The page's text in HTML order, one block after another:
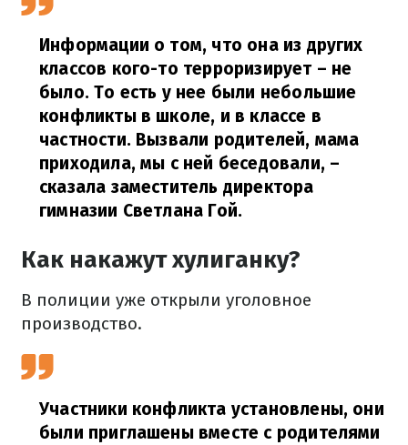
Информации о том, что она из других
классов кого-то терроризирует – не
было. То есть у нее были небольшие
конфликты в школе, и в классе в
частности. Вызвали родителей, мама
приходила, мы с ней беседовали, –
сказала заместитель директора
гимназии Светлана Гой.
Как накажут хулиганку?
В полиции уже открыли уголовное
производство.
Участники конфликта установлены, они
были приглашены вместе с родителями